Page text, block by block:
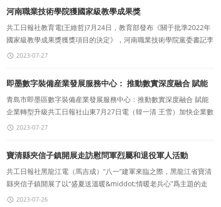
河南職業技術學院獲國家級教學成果獎
共工日報社教育電(王維哲)7月24日，教育部發布《關于批準2022年
國家級教學成果獎獲獎項目的決定》，河南職業技術學院黨委書記李
桂貞主持申報的《基于大數據的高職學生分類精
2023-07-27
即墨數字裝備産業發展服務中心： 推動數實深度融合 賦能
企業轉型升級
青島市即墨區數字裝備産業發展服務中心：推動數實深度融合 賦能
企業轉型升級共工日報社山東7月27日電（韓一清 王雪）加快企業數
字化轉型，對區域經濟高質量發展具有重要意義
2023-07-27
寶清縣夾信子鎮開展走訪慰問軍烈屬和退役軍人活動
共工日報社黑龍江電（馬吉成）“八一”建軍來臨之際，黑龍江省寶清
縣夾信子鎮開展了以“盛夏送溫暖&middot;情暖老兵心”爲主題的走
訪慰問活動，爲全鎮
2023-07-26